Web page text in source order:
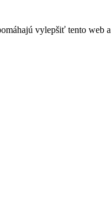
vylepšiť tento web